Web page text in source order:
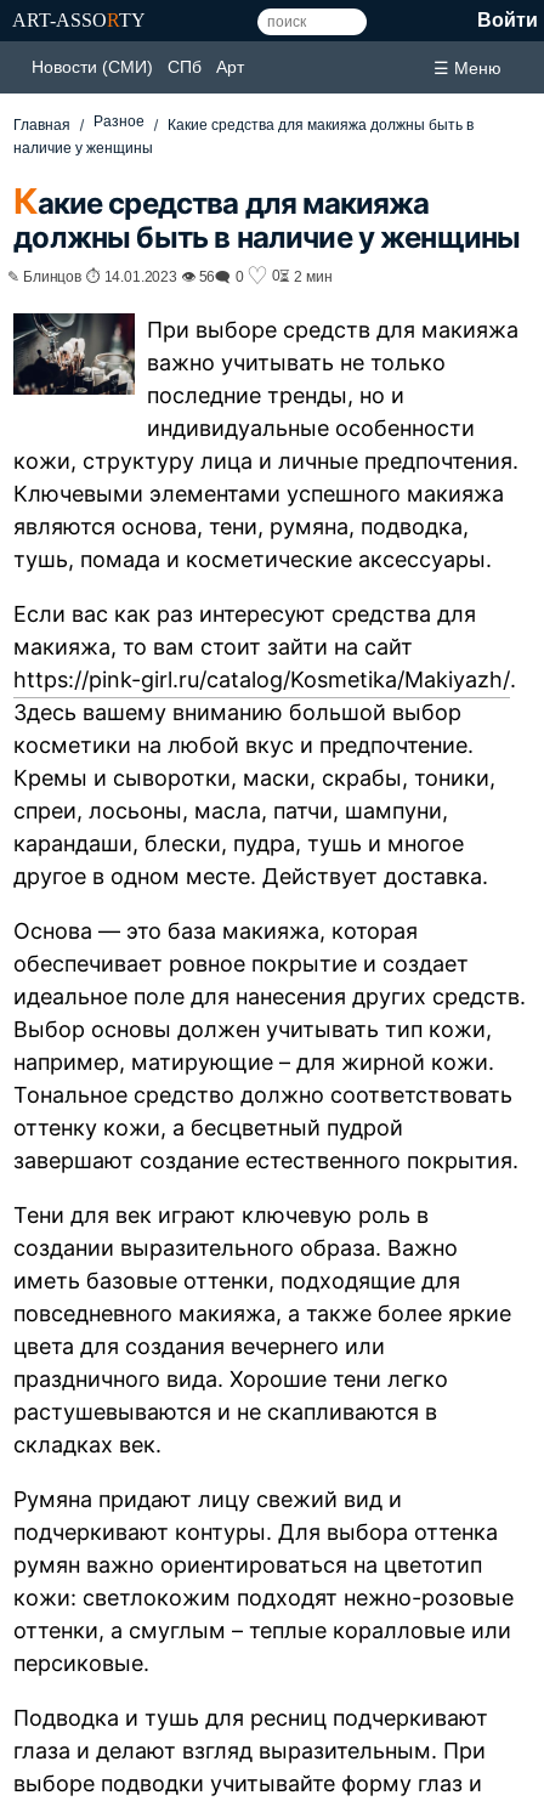
ART-ASSORTY Войти
Новости (СМИ) СПб Арт ☰ Меню
Главная Разное
Какие средства для макияжа должны быть в
наличие у женщины
Какие средства для макияжа
должны быть в наличие у женщины
✎ Блинцов ⏱ 14.01.2023 👁 56🗨 0 ♡ 0⏳ 2 мин
При выборе средств для макияжа
важно учитывать не только
последние тренды, но и
индивидуальные особенности
кожи, структуру лица и личные предпочтения.
Ключевыми элементами успешного макияжа
являются основа, тени, румяна, подводка,
тушь, помада и косметические аксессуары.
Если вас как раз интересуют средства для
макияжа, то вам стоит зайти на сайт
https://pink-girl.ru/catalog/Kosmetika/Makiyazh/.
Здесь вашему вниманию большой выбор
косметики на любой вкус и предпочтение.
Кремы и сыворотки, маски, скрабы, тоники,
спреи, лосьоны, масла, патчи, шампуни,
карандаши, блески, пудра, тушь и многое
другое в одном месте. Действует доставка.
Основа — это база макияжа, которая
обеспечивает ровное покрытие и создает
идеальное поле для нанесения других средств.
Выбор основы должен учитывать тип кожи,
например, матирующие – для жирной кожи.
Тональное средство должно соответствовать
оттенку кожи, а бесцветный пудрой
завершают создание естественного покрытия.
Тени для век играют ключевую роль в
создании выразительного образа. Важно
иметь базовые оттенки, подходящие для
повседневного макияжа, а также более яркие
цвета для создания вечернего или
праздничного вида. Хорошие тени легко
растушевываются и не скапливаются в
складках век.
Румяна придают лицу свежий вид и
подчеркивают контуры. Для выбора оттенка
румян важно ориентироваться на цветотип
кожи: светлокожим подходят нежно-розовые
оттенки, а смуглым – теплые коралловые или
персиковые.
Подводка и тушь для ресниц подчеркивают
глаза и делают взгляд выразительным. При
выборе подводки учитывайте форму глаз и